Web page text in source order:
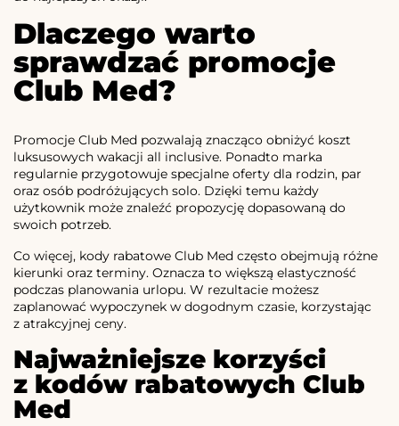
Dlaczego warto
sprawdzać promocje
Club Med?
Promocje Club Med pozwalają znacząco obniżyć koszt
luksusowych wakacji all inclusive. Ponadto marka
regularnie przygotowuje specjalne oferty dla rodzin, par
oraz osób podróżujących solo. Dzięki temu każdy
użytkownik może znaleźć propozycję dopasowaną do
swoich potrzeb.
Co więcej, kody rabatowe Club Med często obejmują różne
kierunki oraz terminy. Oznacza to większą elastyczność
podczas planowania urlopu. W rezultacie możesz
zaplanować wypoczynek w dogodnym czasie, korzystając
z atrakcyjnej ceny.
Najważniejsze korzyści
z kodów rabatowych Club
Med